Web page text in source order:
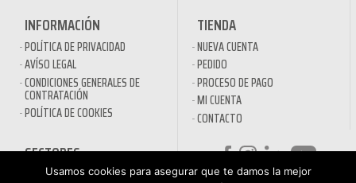
INFORMACIÓN
POLÍTICA DE PRIVACIDAD
AVÍSO LEGAL
CONDICIONES GENERALES DE
CONTRATACIÓN
POLÍTICA DE COOKIES
TIENDA
NUEVA CUENTA
PEDIDO
PROCESO DE PAGO
MI CUENTA
CONTACTO
SECTORES
DESINFECTANTES COVID-19
Usamos cookies para asegurar que te damos la mejor